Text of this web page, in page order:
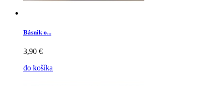
Básnik o...
3,90 €
do košíka